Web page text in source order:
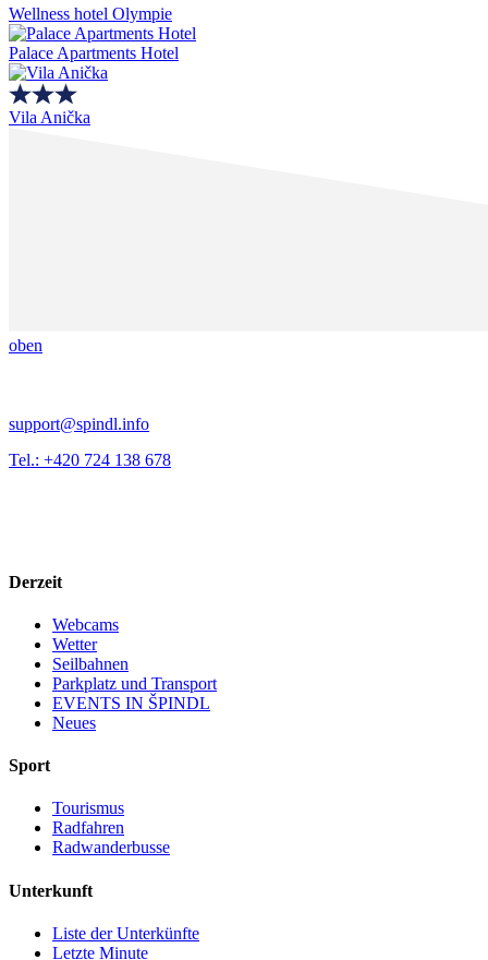
Wellness hotel Olympie
Palace Apartments Hotel
Vila Anička
oben
support@spindl.info
Tel.: +420 724 138 678
Derzeit
Webcams
Wetter
Seilbahnen
Parkplatz und Transport
EVENTS IN ŠPINDL
Neues
Sport
Tourismus
Radfahren
Radwanderbusse
Unterkunft
Liste der Unterkünfte
Letzte Minute